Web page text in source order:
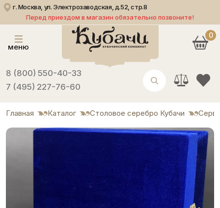
г. Москва, ул. Электрозаводская, д.52, стр.8
Перед приездом в магазин обязательно позвоните!
меню
8 (800) 550-40-33
7 (495) 227-76-60
0
Главная Каталог Столовое серебро Кубачи